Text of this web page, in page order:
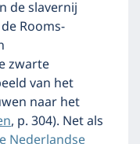
de slavernij
Rooms-
zwarte
van het
naar het
, p. 304). Net als